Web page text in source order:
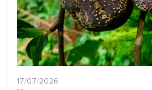
17/07/2026